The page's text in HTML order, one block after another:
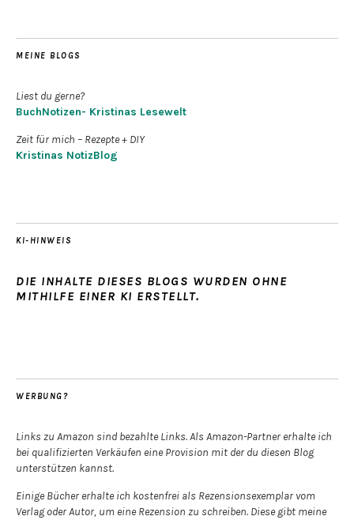
MEINE BLOGS
Liest du gerne?
BuchNotizen- Kristinas Lesewelt
Zeit für mich – Rezepte + DIY
Kristinas NotizBlog
KI-HINWEIS
DIE INHALTE DIESES BLOGS WURDEN OHNE
MITHILFE EINER KI ERSTELLT.
WERBUNG?
Links zu Amazon sind bezahlte Links. Als Amazon-Partner erhalte ich
bei qualifizierten Verkäufen eine Provision mit der du diesen Blog
unterstützen kannst.
Einige Bücher erhalte ich kostenfrei als Rezensionsexemplar vom
Verlag oder Autor, um eine Rezension zu schreiben. Diese gibt meine